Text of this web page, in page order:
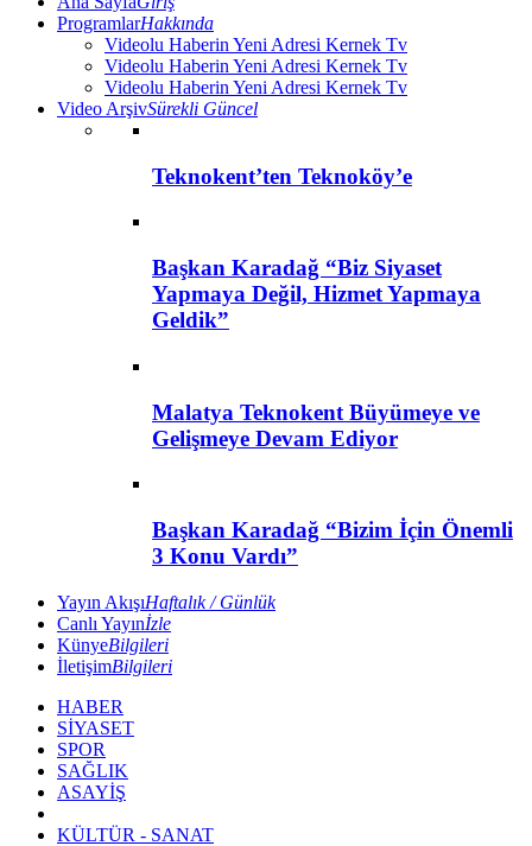
ProgramlarHakkında
Videolu Haberin Yeni Adresi Kernek Tv
Videolu Haberin Yeni Adresi Kernek Tv
Videolu Haberin Yeni Adresi Kernek Tv
Video ArşivSürekli Güncel
Teknokent’ten Teknoköy’e
Başkan Karadağ “Biz Siyaset
Yapmaya Değil, Hizmet Yapmaya
Geldik”
Malatya Teknokent Büyümeye ve
Gelişmeye Devam Ediyor
Başkan Karadağ “Bizim İçin Önemli
3 Konu Vardı”
Yayın AkışıHaftalık / Günlük
Canlı Yayınİzle
KünyeBilgileri
İletişimBilgileri
HABER
SİYASET
SPOR
SAĞLIK
ASAYİŞ
KÜLTÜR - SANAT